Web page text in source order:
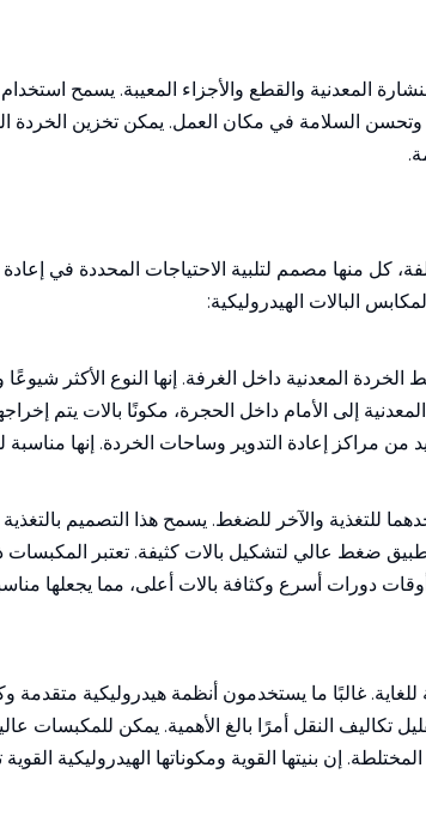
المعدنية والقطع والأجزاء المعيبة. يسمح
السلامة في مكان العمل. يمكن تخزين الخردة
كل منها مصمم لتلبية الاحتياجات المحددة في
البالات الهيدروليكية:
المعدنية داخل الغرفة. إنها النوع الأكثر
إلى الأمام داخل الحجرة، مكونًا بالات يتم
من مراكز إعادة التدوير وساحات الخردة. إنها
للتغذية والآخر للضغط. يسمح هذا التصميم
ضغط عالي لتشكيل بالات كثيفة. تعتبر المكبسات
أوقات دورات أسرع وكثافة بالات أعلى، مما يجعلها
غالبًا ما يستخدمون أنظمة هيدروليكية
تكاليف النقل أمرًا بالغ الأهمية. يمكن للمكبسات
إن بنيتها القوية ومكوناتها الهيدروليكية